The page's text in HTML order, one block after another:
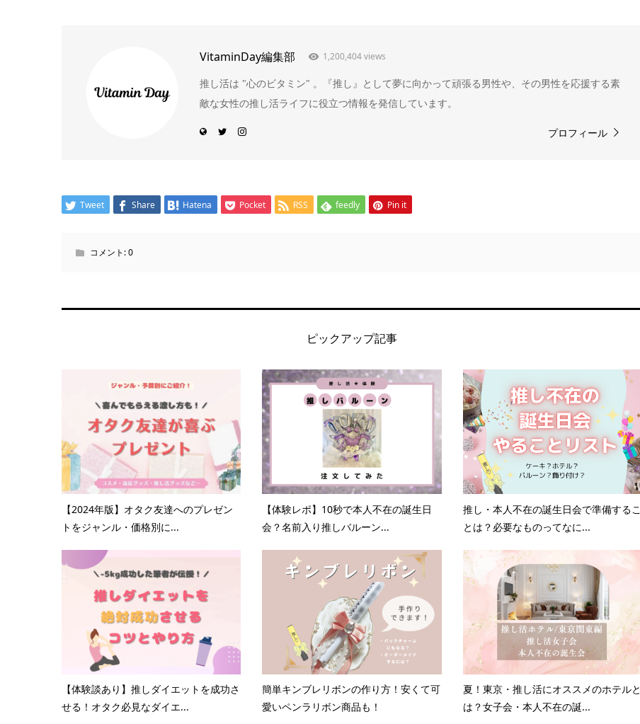
VitaminDay編集部 1,200,404 views
推し活は "心のビタミン" 。『推し』として夢に向かって頑張る男性や、その男性を応援する素
敵な女性の推し活ライフに役立つ情報を発信しています。
プロフィール
Tweet Share Hatena Pocket RSS feedly Pin it
コメント:0
ピックアップ記事
【2024年版】オタク友達へのプレゼン
トをジャンル・価格別に...
【体験レポ】10秒で本人不在の誕生日
会？名前入り推しバルーン...
推し・本人不在の誕生日会で準備するこ
とは？必要なものってなに...
【体験談あり】推しダイエットを成功さ
せる！オタク必見なダイエ...
簡単キンブレリボンの作り方！安くて可
愛いペンラリボン商品も！
夏！東京・推し活にオススメのホテルと
は？女子会・本人不在の誕...